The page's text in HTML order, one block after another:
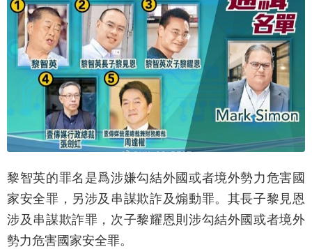
黎智英的罪名是爲涉嫌勾結外國或者境外勢力危害國
家安全罪，另涉及串謀欺詐及煽動罪。其長子黎見恩
涉及串謀欺詐罪，次子黎耀恩則涉勾結外國或者境外
勢力危害國家安全罪。